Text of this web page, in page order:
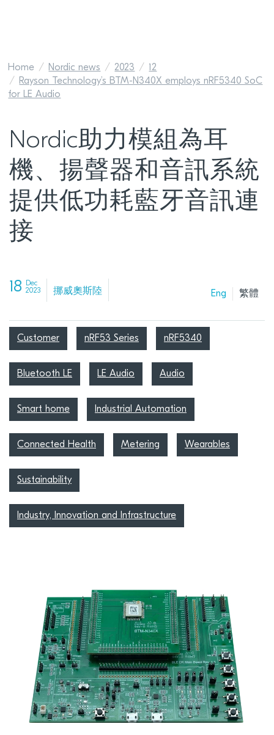
Home Nordic news 2023
12
Rayson Technology’s BTM-N340X employs nRF5340 SoC
for LE Audio
Nordic助力模組為耳
機、揚聲器和音訊系統
提供低功耗藍牙音訊連
接
18
Dec
2023
挪威奧斯陸 Eng 繁體
Customer nRF53 Series nRF5340
Bluetooth LE LE Audio Audio
Smart home Industrial Automation
Connected Health Metering Wearables
Sustainability
Industry, Innovation and Infrastructure